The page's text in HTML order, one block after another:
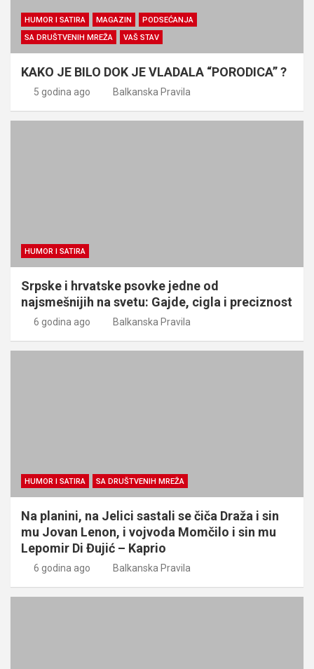
HUMOR I SATIRA MAGAZIN
PODSEĆANJA
SA DRUŠTVENIH MREŽA
VAŠ STAV
KAKO JE BILO DOK JE VLADALA “PORODICA” ?
5 godina ago Balkanska Pravila
HUMOR I SATIRA
Srpske i hrvatske psovke jedne od
najsmešnijih na svetu: Gajde, cigla i preciznost
6 godina ago Balkanska Pravila
HUMOR I SATIRA SA DRUŠTVENIH MREŽA
Na planini, na Jelici sastali se čiča Draža i sin
mu Jovan Lenon, i vojvoda Momčilo i sin mu
Lepomir Di Đujić – Kaprio
6 godina ago Balkanska Pravila